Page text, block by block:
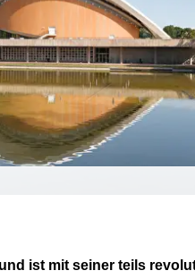
ist mit seiner teils